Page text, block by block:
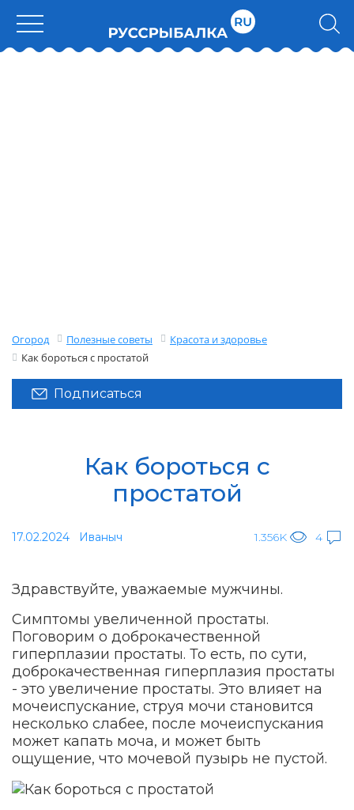
Огород Полезные советы
Красота и здоровье
Как бороться с простатой
Подписаться
Как бороться с
простатой
17.02.2024 Иваныч 1.356K 4
Здравствуйте, уважаемые мужчины.
Симптомы увеличенной простаты.
Поговорим о доброкачественной
гиперплазии простаты. То есть, по сути,
доброкачественная гиперплазия простаты
- это увеличение простаты. Это влияет на
мочеиспускание, струя мочи становится
несколько слабее, после мочеиспускания
может капать моча, и может быть
ощущение, что мочевой пузырь не пустой.